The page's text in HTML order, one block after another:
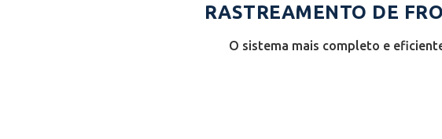
RASTREAMENTO DE
O sistema mais completo e